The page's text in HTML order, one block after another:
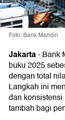
Foto: Bank Mandiri
Jakarta-Bank
buku 2025
dengan total
Langkah ini
dan
tambah bagi